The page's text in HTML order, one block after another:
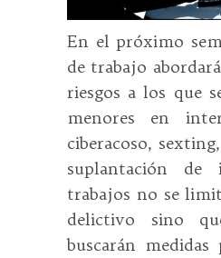
En el próximo
de trabajo
riesgos a los que
menores en
ciberacoso,
suplantación de
trabajos no se
delictivo sino
buscarán